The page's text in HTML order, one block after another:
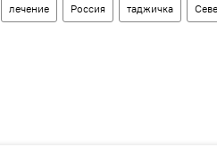
лечение Россия таджичка